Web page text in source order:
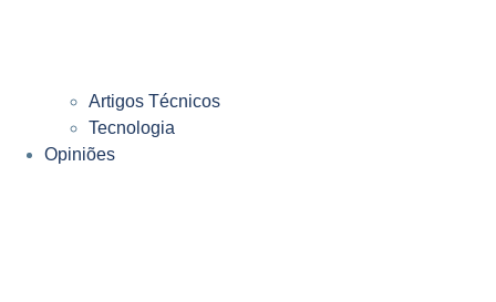
Artigos Técnicos
Tecnologia
Opiniões